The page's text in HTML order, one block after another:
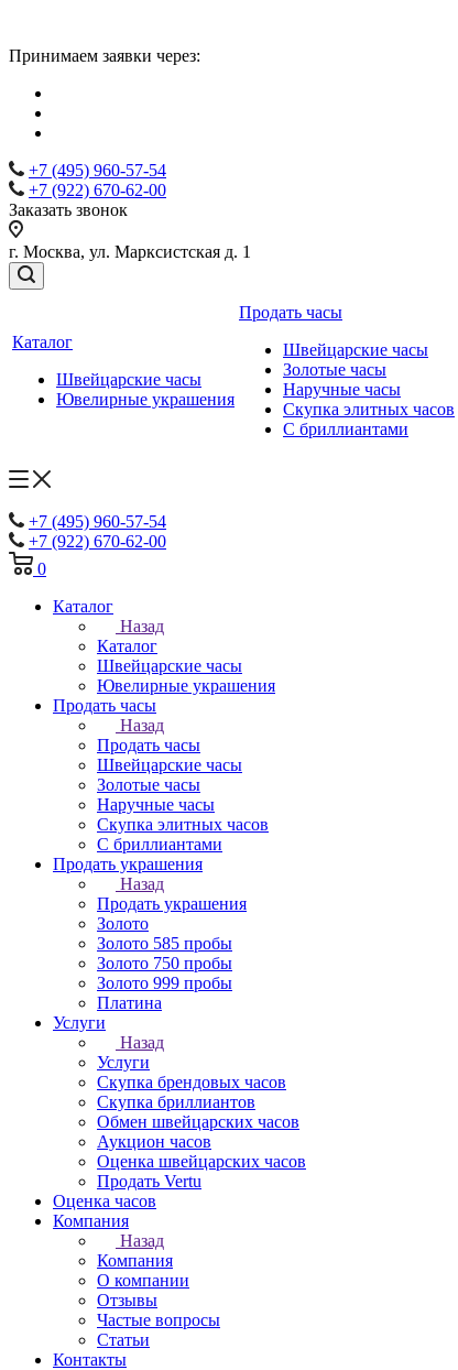
Принимаем заявки через:
+7 (495) 960-57-54
+7 (922) 670-62-00
Заказать звонок
г. Москва, ул. Марксистская д. 1
Каталог
Швейцарские часы
Ювелирные украшения
Продать часы
Швейцарские часы
Золотые часы
Наручные часы
Скупка элитных часов
С бриллиантами
+7 (495) 960-57-54
+7 (922) 670-62-00
0
Каталог
Назад
Каталог
Швейцарские часы
Ювелирные украшения
Продать часы
Назад
Продать часы
Швейцарские часы
Золотые часы
Наручные часы
Скупка элитных часов
С бриллиантами
Продать украшения
Назад
Продать украшения
Золото
Золото 585 пробы
Золото 750 пробы
Золото 999 пробы
Платина
Услуги
Назад
Услуги
Скупка брендовых часов
Скупка бриллиантов
Обмен швейцарских часов
Аукцион часов
Оценка швейцарских часов
Продать Vertu
Оценка часов
Компания
Назад
Компания
О компании
Отзывы
Частые вопросы
Статьи
Контакты